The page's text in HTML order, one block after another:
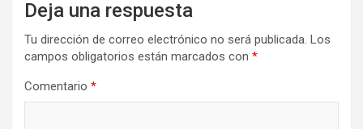
Deja una respuesta
Tu dirección de correo electrónico no será publicada. Los
campos obligatorios están marcados con *
Comentario *